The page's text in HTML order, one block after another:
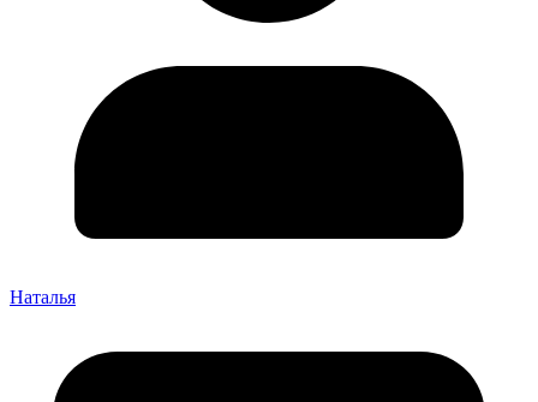
Наталья